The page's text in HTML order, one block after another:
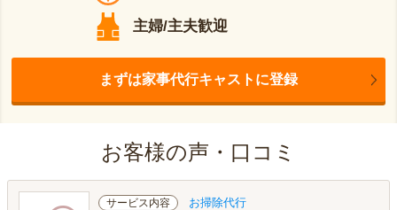
主婦/主夫歓迎
まずは家事代行キャストに登録
お客様の声・口コミ
サービス内容 お掃除代行